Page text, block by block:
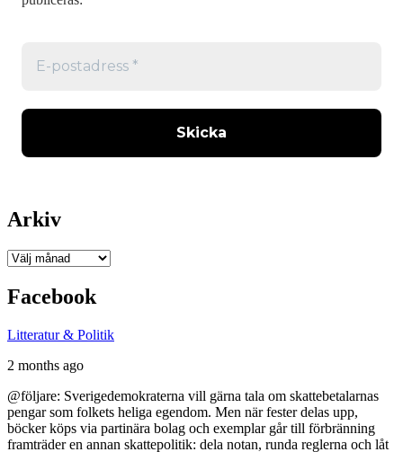
Arkiv
Arkiv
Facebook
Litteratur & Politik
2 months ago
@följare: Sverigedemokraterna vill gärna tala om skattebetalarnas
pengar som folkets heliga egendom. Men när fester delas upp,
böcker köps via partinära bolag och exemplar går till förbränning
framträder en annan skattepolitik: dela notan, runda reglerna och låt